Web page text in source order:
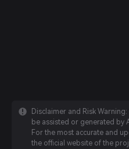
Disclaimer and Risk
be assisted or generated by
For the most accurate and
the official website of the